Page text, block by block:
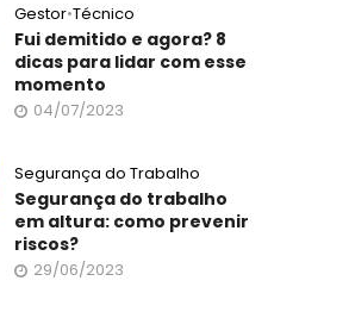
Gestor•Técnico
Fui demitido e agora? 8
dicas para lidar com esse
momento
04/07/2023
Segurança do Trabalho
Segurança do trabalho
em altura: como prevenir
riscos?
29/06/2023